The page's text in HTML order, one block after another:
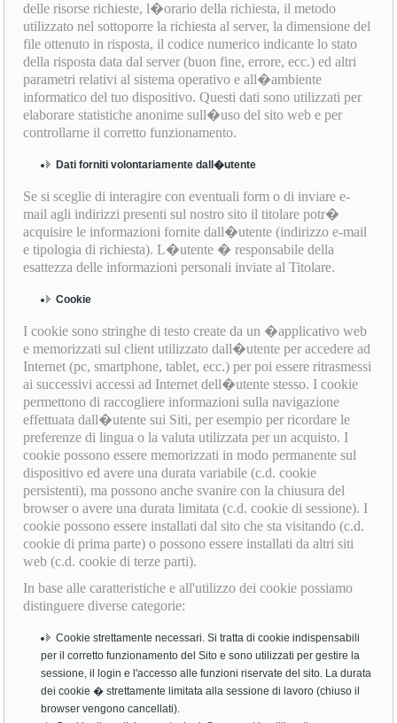
delle risorse richieste, l�orario della richiesta, il metodo
utilizzato nel sottoporre la richiesta al server, la dimensione del
file ottenuto in risposta, il codice numerico indicante lo stato
della risposta data dal server (buon fine, errore, ecc.) ed altri
parametri relativi al sistema operativo e all�ambiente
informatico del tuo dispositivo. Questi dati sono utilizzati per
elaborare statistiche anonime sull�uso del sito web e per
controllarne il corretto funzionamento.
Dati forniti volontariamente dall�utente
Se si sceglie di interagire con eventuali form o di inviare e-
mail agli indirizzi presenti sul nostro sito il titolare potr�
acquisire le informazioni fornite dall�utente (indirizzo e-mail
e tipologia di richiesta). L�utente � responsabile della
esattezza delle informazioni personali inviate al Titolare.
Cookie
I cookie sono stringhe di testo create da un �applicativo web
e memorizzati sul client utilizzato dall�utente per accedere ad
Internet (pc, smartphone, tablet, ecc.) per poi essere ritrasmessi
ai successivi accessi ad Internet dell�utente stesso. I cookie
permettono di raccogliere informazioni sulla navigazione
effettuata dall�utente sui Siti, per esempio per ricordare le
preferenze di lingua o la valuta utilizzata per un acquisto. I
cookie possono essere memorizzati in modo permanente sul
dispositivo ed avere una durata variabile (c.d. cookie
persistenti), ma possono anche svanire con la chiusura del
browser o avere una durata limitata (c.d. cookie di sessione). I
cookie possono essere installati dal sito che sta visitando (c.d.
cookie di prima parte) o possono essere installati da altri siti
web (c.d. cookie di terze parti).
In base alle caratteristiche e all'utilizzo dei cookie possiamo
distinguere diverse categorie:
Cookie strettamente necessari. Si tratta di cookie indispensabili
per il corretto funzionamento del Sito e sono utilizzati per gestire la
sessione, il login e l'accesso alle funzioni riservate del sito. La durata
dei cookie � strettamente limitata alla sessione di lavoro (chiuso il
browser vengono cancellati).